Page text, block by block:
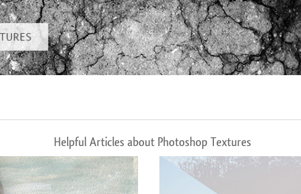
Helpful Articles about Photoshop Textures